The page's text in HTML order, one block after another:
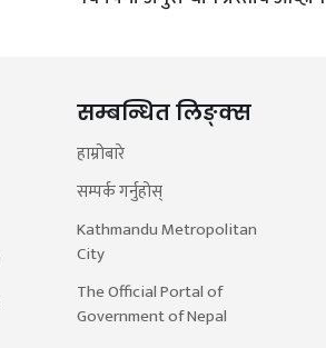
सम्बन्धित लिङ्क्स
हाम्रोबारे
सम्पर्क गर्नुहोस्
Kathmandu Metropolitan
City
The Official Portal of
Government of Nepal